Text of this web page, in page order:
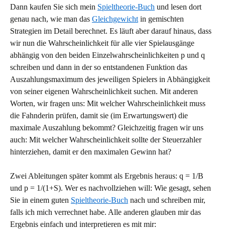
Dann kaufen Sie sich mein Spieltheorie-Buch und lesen dort
genau nach, wie man das Gleichgewicht in gemischten
Strategien im Detail berechnet. Es läuft aber darauf hinaus, dass
wir nun die Wahrscheinlichkeit für alle vier Spielausgänge
abhängig von den beiden Einzelwahrscheinlichkeiten p und q
schreiben und dann in der so entstandenen Funktion das
Auszahlungsmaximum des jeweiligen Spielers in Abhängigkeit
von seiner eigenen Wahrscheinlichkeit suchen. Mit anderen
Worten, wir fragen uns: Mit welcher Wahrscheinlichkeit muss
die Fahnderin prüfen, damit sie (im Erwartungswert) die
maximale Auszahlung bekommt? Gleichzeitig fragen wir uns
auch: Mit welcher Wahrscheinlichkeit sollte der Steuerzahler
hinterziehen, damit er den maximalen Gewinn hat?
Zwei Ableitungen später kommt als Ergebnis heraus: q = 1/B
und p = 1/(1+S). Wer es nachvollziehen will: Wie gesagt, sehen
Sie in einem guten Spieltheorie-Buch nach und schreiben mir,
falls ich mich verrechnet habe. Alle anderen glauben mir das
Ergebnis einfach und interpretieren es mit mir: